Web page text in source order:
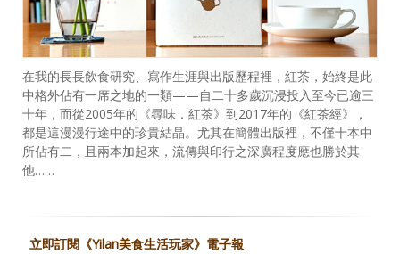
在我的長長飲食研究、寫作生涯與出版歷程裡，紅茶，始終是此
中格外佔有一席之地的一類——自二十多歲沉浸投入至今已逾三
十年，而從2005年的《尋味．紅茶》到2017年的《紅茶經》，
都是這漫漫行途中的珍貴結晶。尤其在簡體出版裡，不僅十本中
所佔有二，且兩本加起來，流傳與印行之深廣程度應也勝於其
他……
立即訂閱《Yilan美食生活玩家》電子報